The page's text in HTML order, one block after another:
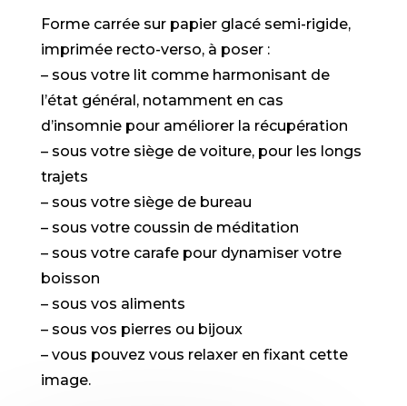
Forme carrée sur papier glacé semi-rigide,
imprimée recto-verso, à poser :
– sous votre lit comme harmonisant de
l’état général, notamment en cas
d’insomnie pour améliorer la récupération
– sous votre siège de voiture, pour les longs
trajets
– sous votre siège de bureau
– sous votre coussin de méditation
– sous votre carafe pour dynamiser votre
boisson
– sous vos aliments
– sous vos pierres ou bijoux
– vous pouvez vous relaxer en fixant cette
image.